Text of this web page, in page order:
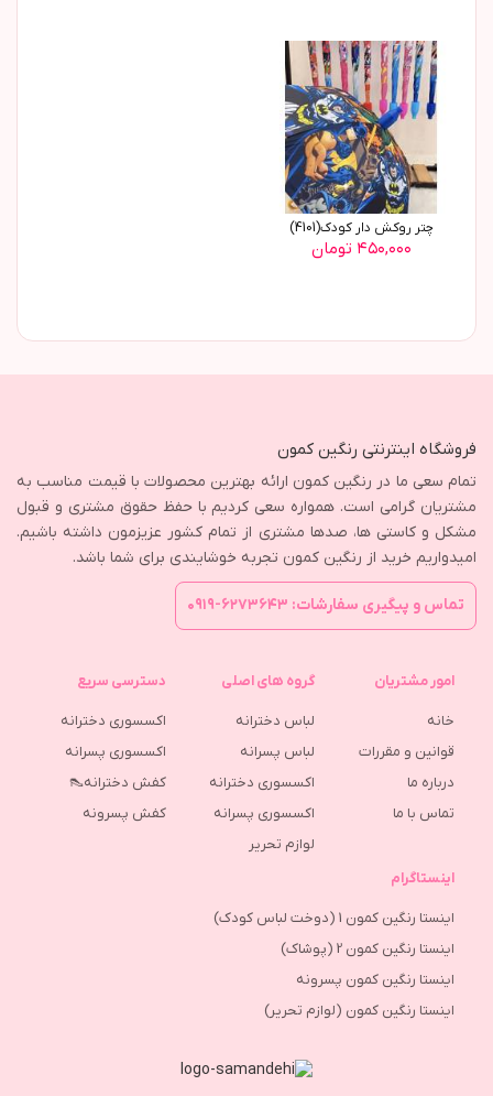
چتر روکش دار کودک(4101)
۴۵۰,۰۰۰ تومان
فروشگاه اینترنتی رنگین کمون
تمام سعی ما در رنگین کمون ارائه بهترین محصولات با قیمت مناسب به
مشتریان گرامی است. همواره سعی کردیم با حفظ حقوق مشتری و قبول
مشکل و کاستی ها، صدها مشتری از تمام کشور عزیزمون داشته باشیم.
امیدواریم خرید از رنگین کمون تجربه خوشایندی برای شما باشد.
تماس و پیگیری سفارشات: ۶۲۷۳۶۴۳-۰۹۱۹
امور مشتریان
خانه
قوانین و مقررات
درباره ما
تماس با ما
گروه های اصلی
لباس دخترانه
لباس پسرانه
اکسسوری دخترانه
اکسسوری پسرانه
لوازم تحریر
دسترسی سریع
اکسسوری دخترانه
اکسسوری پسرانه
کفش دخترانه👠
كفش پسرونه
اینستاگرام
اینستا رنگین کمون 1 (دوخت لباس کودک)
اینستا رنگین کمون 2 (پوشاک)
اینستا رنگین کمون پسرونه
اینستا رنگین کمون (لوازم تحریر)